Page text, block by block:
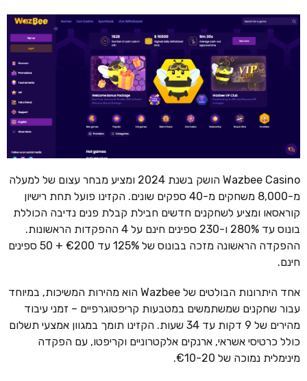
Wazbee Casino הושק בשנת 2024 ומציע מבחר עצום של למעלה
מ-8,000 משחקים מ-40 ספקים שונים. הקזינו פועל תחת רישיון
קוראסאו ומציע לשחקנים חדשים חבילת קבלת פנים נדיבה הכוללת
בונוס עד 280% ו-230 ספינים חינם על 4 ההפקדות הראשונות.
ההפקדה הראשונה מזכה בבונוס של 125% עד €200 + 50 ספינים
חינם.
אחד היתרונות הבולטים של Wazbee הוא מהירות המשיכות, במיוחד
עבור שחקנים שמשתמשים במטבעות קריפטוגרפיים – זמני עיבוד
מהירים של 9 דקות עד 34 שעות. הקזינו תומך במגוון אמצעי תשלום
כולל כרטיסי אשראי, ארנקים אלקטרוניים וקריפטו, עם הפקדה
מינימלית נמוכה של €10-20.